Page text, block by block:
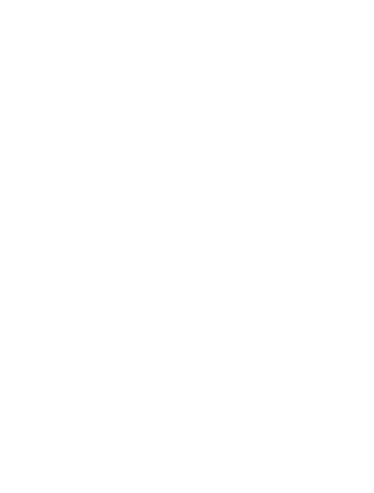
.NET中大型项目
Stack对现有.NET程序进行